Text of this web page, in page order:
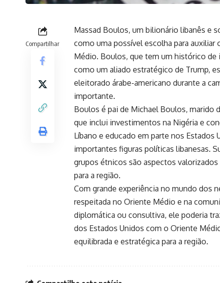
Compartilhar
Massad Boulos, um bilionário libanês e
como uma possível escolha para
Médio. Boulos, que tem um histórico
como um aliado estratégico de Trump,
eleitorado árabe-americano durante a
importante.
Boulos é pai de Michael Boulos, marido
que inclui investimentos na Nigéria e
Líbano e educado em parte nos
importantes figuras políticas libanesas.
grupos étnicos são aspectos
para a região.
Com grande experiência no mundo dos
respeitada no Oriente Médio e na
diplomática ou consultiva, ele poderia
dos Estados Unidos com o Oriente
equilibrada e estratégica para a região.